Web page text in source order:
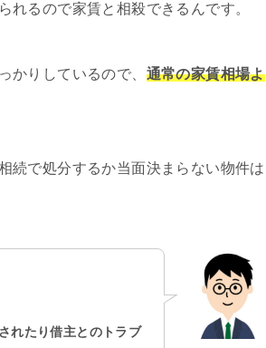
るので家賃と相殺できるんです。
かりしているので、 通常の家賃相場よ
続で処分するか当面決まらない物件は
れたり借主とのトラブ